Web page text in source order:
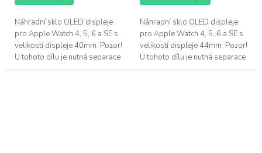
Náhradní sklo OLED displeje
pro Apple Watch 4, 5, 6 a SE s
velikostí displeje 40mm. Pozor!
U tohoto dílu je nutná separace
starého skla a následné
Náhradní sklo OLED displeje
pro Apple Watch 4, 5, 6 a SE s
velikostí displeje 44mm. Pozor!
U tohoto dílu je nutná separace
starého skla a následné